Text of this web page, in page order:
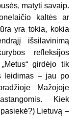
matyti savaip.
kaltės ar
yra tokia, kokia
išsilavinimą
refleksijos
girdėjo tik
leidimas – jau po
Mažojoje
Kiek
Lietuvą –